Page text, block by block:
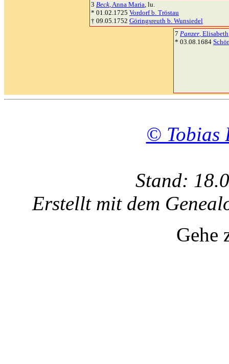
3 Beck, Anna Maria, lu.
* 01.02.1725 Vordorf b. Tröstau
† 09.05.1752 Göringsreuth b. Wunsiedel
7 Panzer, Elisabeth
* 03.08.1684
© Tobias
Stand:
Erstellt mit dem
Gehe